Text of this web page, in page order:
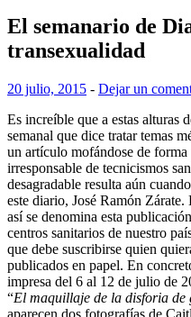
El semanario de
transexualidad
20 julio, 2015 - Dejar un
Es increíble que a estas alturas
semanal que dice tratar temas
un artículo mofándose de
irresponsable de tecnicismos
desagradable resulta aún
este diario, José Ramón
así se denomina esta
centros sanitarios de nuestro
que debe suscribirse quien
publicados en papel. En
impresa del 6 al 12 de julio de
“El maquillaje de la disforia de
aparecen dos fotografías de